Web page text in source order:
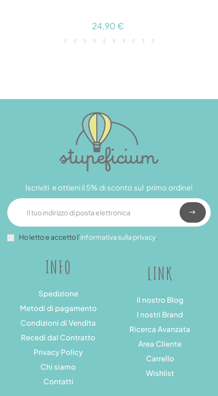
24,90 €
INFO
Spedizione
Metodi di pagamento
Condizioni di Vendita
Recedi dal Contratto
Privacy Policy
Chi siamo
Contatti
LINK
Il nostro Blog
I nostri Brand
Ricerca Avanzata
Area Cliente
Carrello
Wishlist
Iscriviti e ottieni il 5% di sconto sul primo ordine!
Ho letto e accetto l’informativa sulla privacy.